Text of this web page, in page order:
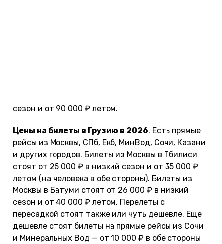
сезон и от 90 000 ₽ летом.
Цены на билеты в Грузию в 2026. Есть прямые
рейсы из Москвы, СПб, Екб, МинВод, Сочи, Казани
и других городов. Билеты из Москвы в Тбилиси
стоят от 25 000 ₽ в низкий сезон и от 35 000 ₽
летом (на человека в обе стороны). Билеты из
Москвы в Батуми стоят от 26 000 ₽ в низкий
сезон и от 40 000 ₽ летом. Перелеты с
пересадкой стоят также или чуть дешевле. Еще
дешевле стоят билеты на прямые рейсы из Сочи
и Минеральных Вод — от 10 000 ₽ в обе стороны